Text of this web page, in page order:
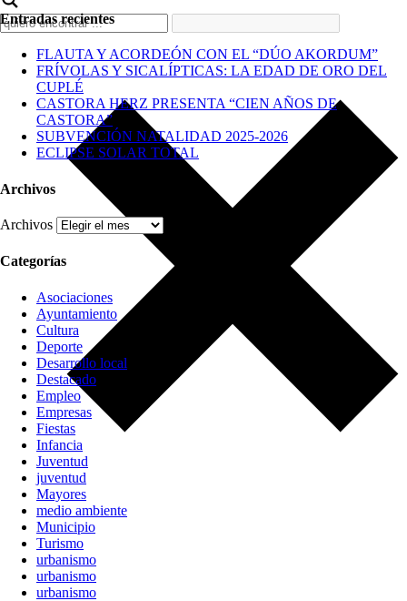
Entradas recientes
FLAUTA Y ACORDEÓN CON EL “DÚO AKORDUM”
FRÍVOLAS Y SICALÍPTICAS: LA EDAD DE ORO DEL
CUPLÉ
CASTORA HERZ PRESENTA “CIEN AÑOS DE
CASTORA”
SUBVENCIÓN NATALIDAD 2025-2026
ECLIPSE SOLAR TOTAL
Archivos
Archivos
Categorías
Asociaciones
Ayuntamiento
Cultura
Deporte
Desarrollo local
Destacado
Empleo
Empresas
Fiestas
Infancia
Juventud
juventud
Mayores
medio ambiente
Municipio
Turismo
urbanismo
urbanismo
urbanismo